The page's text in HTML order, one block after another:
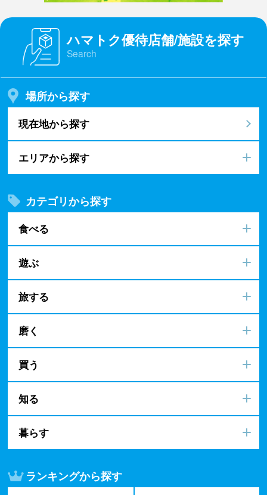
ハマトク優待店舗/施設を探す
Search
場所から探す
現在地から探す
エリアから探す
カテゴリから探す
食べる
遊ぶ
旅する
磨く
買う
知る
暮らす
ランキングから探す